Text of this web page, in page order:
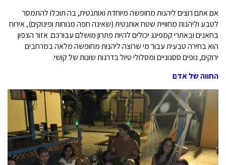
אם אתם רוצים ליהנות מחופשה מיוחדת ואותנטית, בה תוכלו להתמסר
לטבע וליהנות מחוויית שטח אותנטית (שאינה חפה מנוחות ופינוקים), אירוח
בחאנים ובאתרי קמפינג יכולים להיות פתרון מושלם עבורכם. אזור הצפון
הוא בחירה טבעית עבור מי שרוצה ליהנות מחופשה מלאה במרחבים
ירוקים, נופים ססגוניים ומסלולי טיול בדרגות שונות של קושי.
החווה של אדם